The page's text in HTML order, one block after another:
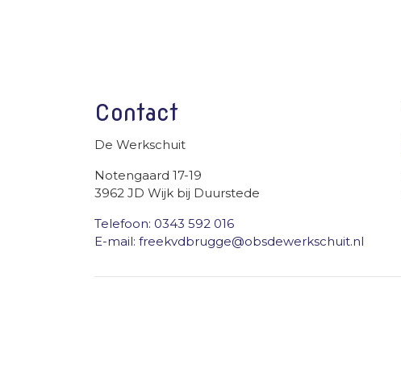
Contact
De Werkschuit
Notengaard 17-19
3962 JD Wijk bij Duurstede
Telefoon: 0343 592 016
E-mail: freekvdbrugge@obsdewerkschuit.nl